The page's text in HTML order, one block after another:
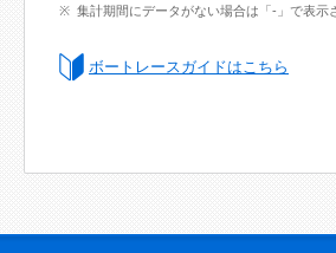
集計期間にデータがない場合は「-」で表示
ボートレースガイドはこちら